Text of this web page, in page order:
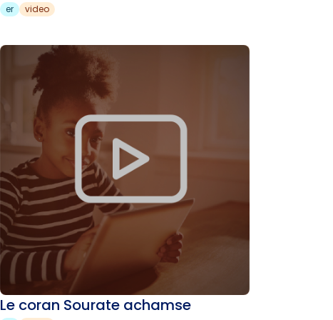
er video
Le coran Sourate achamse